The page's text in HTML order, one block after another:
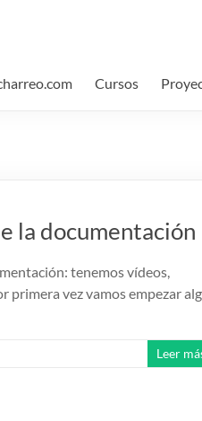
Cursos
la documentación
tenemos vídeos,
primera vez vamos empezar
Leer